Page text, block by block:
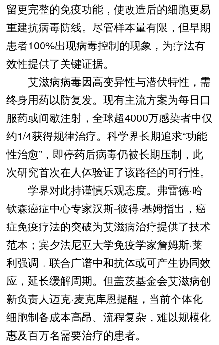
留更完整的免疫功能，使改造后的细胞更易
重建抗病毒防线。尽管样本量有限，但早期
患者100%出现病毒控制的现象，为疗法有
效性提供了关键证据。
艾滋病病毒因高变异性与潜伏特性，需
终身用药以防复发。现有主流方案为每日口
服药或间歇注射，全球超4000万感染者中仅
约1/4获得规律治疗。科学界长期追求“功能
性治愈”，即停药后病毒仍被长期压制，此
次研究首次在人体验证了该路径的可行性。
学界对此持谨慎乐观态度。弗雷德·哈
钦森癌症中心专家汉斯-彼得·基姆指出，癌
症免疫疗法的突破为艾滋病治疗提供了技术
范本；宾夕法尼亚大学免疫学家詹姆斯·莱
利强调，联合广谱中和抗体或可产生协同效
应，延长缓解周期。但盖茨基金会艾滋病创
新负责人迈克·麦克库恩提醒，当前个体化
细胞制备成本高昂、流程复杂，难以规模化
惠及百万名需要治疗的患者。